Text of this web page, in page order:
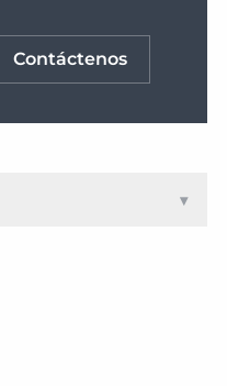
Contáctenos
▾